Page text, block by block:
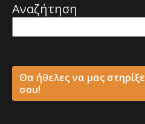
Αναζήτηση
Θα ήθελες να μας
σου!